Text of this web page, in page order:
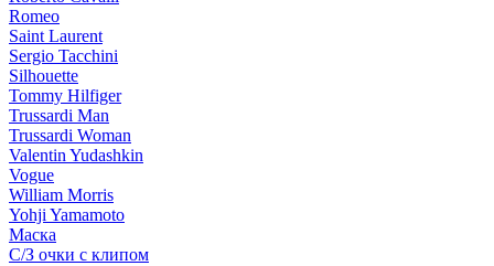
Romeo
Saint Laurent
Sergio Tacchini
Silhouette
Tommy Hilfiger
Trussardi Man
Trussardi Woman
Valentin Yudashkin
Vogue
William Morris
Yohji Yamamoto
Маска
С/З очки с клипом